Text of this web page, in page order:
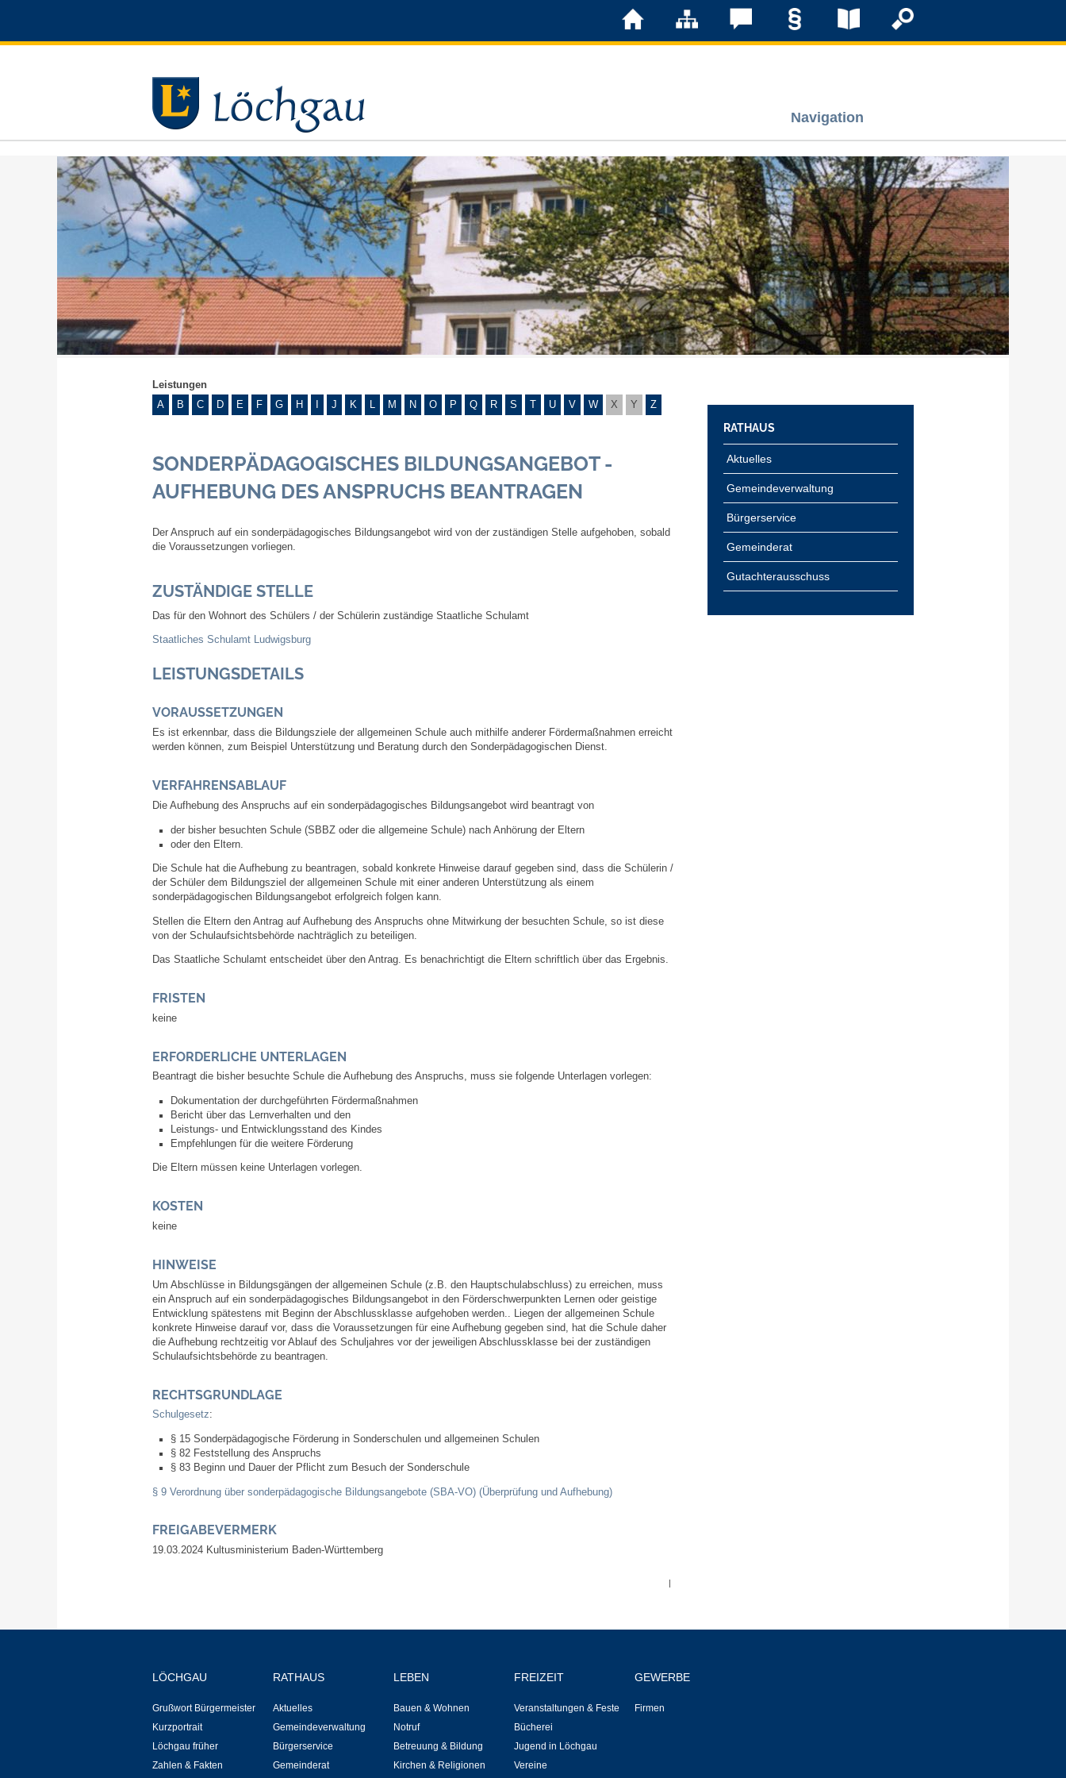
Navigation
Löchgau
Grußwort Bürgermeister
Kurzportrait
Löchgau früher
Zahlen & Fakten
Steuern
Haushalt 2026
Ortsplan
Rund um den Wein
Schlepper / Traktor
Stellenangebote
Ratsinfo
Gutachterausschuss
Bauen & Wohnen
NETZMonitor
Bebauungspläne
Fortschreibung Flächennutzungsplan
Förderprogramm Balkonkraftwerk
Kommunale Wärmeplanung
Leistungen
A
B C D E F G H J K L M N O P Q R S U V W X Y Z
SONDERPÄDAGOGISCHES BILDUNGSANGEBOT -
AUFHEBUNG DES ANSPRUCHS BEANTRAGEN
Der Anspruch auf ein sonderpädagogisches Bildungsangebot wird von der zuständigen Stelle aufgehoben, sobald
die Voraussetzungen vorliegen.
ZUSTÄNDIGE STELLE
Das für den Wohnort des Schülers / der Schülerin zuständige Staatliche Schulamt
Staatliches Schulamt Ludwigsburg
LEISTUNGSDETAILS
VORAUSSETZUNGEN
Es ist erkennbar, dass die Bildungsziele der allgemeinen Schule auch mithilfe anderer Fördermaßnahmen erreicht
werden können, zum Beispiel Unterstützung und Beratung durch den Sonderpädagogischen Dienst.
VERFAHRENSABLAUF
Die Aufhebung des Anspruchs auf ein sonderpädagogisches Bildungsangebot wird beantragt von
der bisher besuchten Schule (SBBZ oder die allgemeine Schule) nach Anhörung der Eltern
oder den Eltern.
Die Schule hat die Aufhebung zu beantragen, sobald konkrete Hinweise darauf gegeben sind, dass die Schülerin /
der Schüler dem Bildungsziel der allgemeinen Schule mit einer anderen Unterstützung als einem
sonderpädagogischen Bildungsangebot erfolgreich folgen kann.
Stellen die Eltern den Antrag auf Aufhebung des Anspruchs ohne Mitwirkung der besuchten Schule, so ist diese
von der Schulaufsichtsbehörde nachträglich zu beteiligen.
Das Staatliche Schulamt entscheidet über den Antrag. Es benachrichtigt die Eltern schriftlich über das Ergebnis.
FRISTEN
keine
ERFORDERLICHE UNTERLAGEN
Beantragt die bisher besuchte Schule die Aufhebung des Anspruchs, muss sie folgende Unterlagen vorlegen:
Dokumentation der durchgeführten Fördermaßnahmen
Bericht über das Lernverhalten und den
Leistungs- und Entwicklungsstand des Kindes
Empfehlungen für die weitere Förderung
Die Eltern müssen keine Unterlagen vorlegen.
KOSTEN
keine
HINWEISE
Um Abschlüsse in Bildungsgängen der allgemeinen Schule (z.B. den Hauptschulabschluss) zu erreichen, muss
ein Anspruch auf ein sonderpädagogisches Bildungsangebot in den Förderschwerpunkten Lernen oder geistige
Entwicklung spätestens mit Beginn der Abschlussklasse aufgehoben werden.. Liegen der allgemeinen Schule
konkrete Hinweise darauf vor, dass die Voraussetzungen für eine Aufhebung gegeben sind, hat die Schule daher
die Aufhebung rechtzeitig vor Ablauf des Schuljahres vor der jeweiligen Abschlussklasse bei der zuständigen
Schulaufsichtsbehörde zu beantragen.
RECHTSGRUNDLAGE
Schulgesetz:
§ 15 Sonderpädagogische Förderung in Sonderschulen und allgemeinen Schulen
§ 82 Feststellung des Anspruchs
§ 83 Beginn und Dauer der Pflicht zum Besuch der Sonderschule
§ 9 Verordnung über sonderpädagogische Bildungsangebote (SBA-VO) (Überprüfung und Aufhebung)
FREIGABEVERMERK
19.03.2024 Kultusministerium Baden-Württemberg
|
RATHAUS
Aktuelles
Gemeindeverwaltung
Bürgerservice
Gemeinderat
Gutachterausschuss
LÖCHGAU
Grußwort Bürgermeister
Kurzportrait
Löchgau früher
Zahlen & Fakten
RATHAUS
Aktuelles
Gemeindeverwaltung
Bürgerservice
Gemeinderat
LEBEN
Bauen & Wohnen
Notruf
Betreuung & Bildung
Kirchen & Religionen
FREIZEIT
Veranstaltungen & Feste
Bücherei
Jugend in Löchgau
Vereine
GEWERBE
Firmen